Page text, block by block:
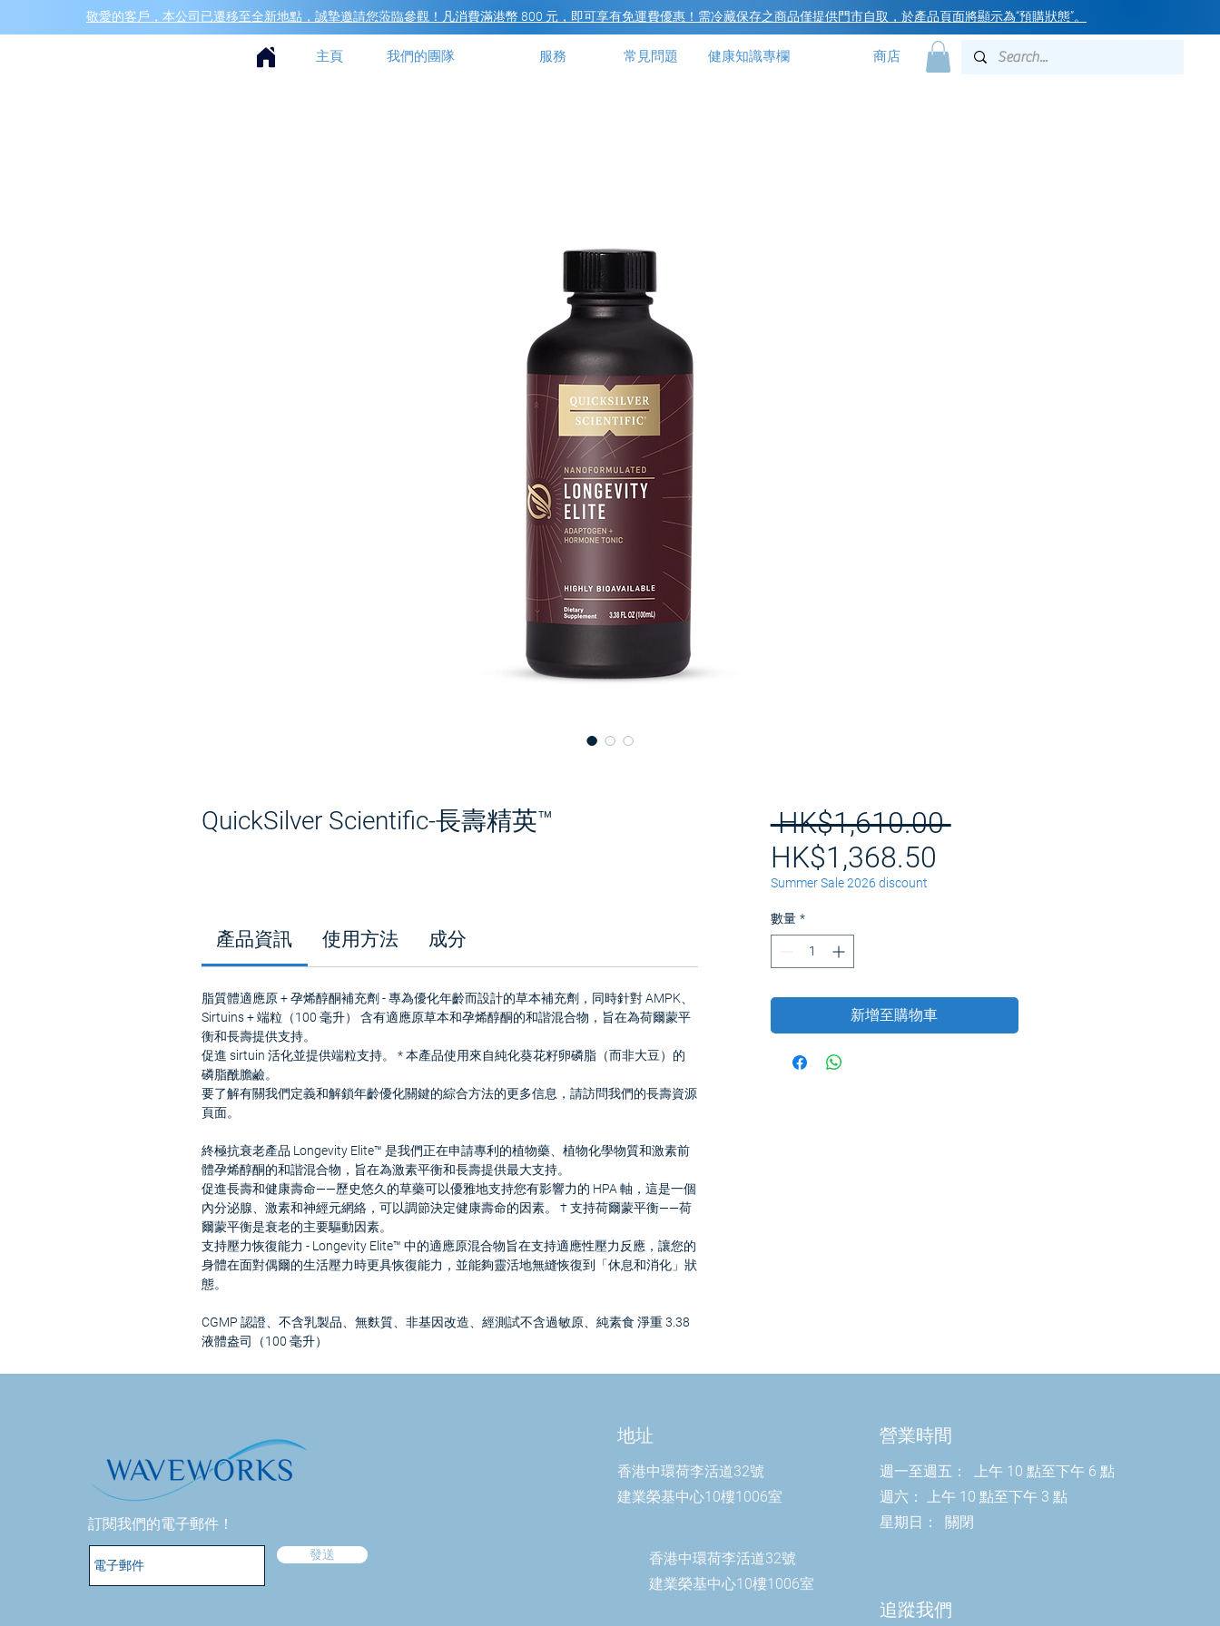
敬愛的客戶，本公司已遷移至全新地點，誠摯邀請您蒞臨參觀！凡消費滿港幣 800 元，即可享有免運費優惠！需冷藏保存之商品僅提供門市自取，於產品頁面將顯示為“預購狀態”。
主頁 我們的團隊 服務 常見問題 健康知識專欄 商店
QuickSilver Scientific-長壽精英™
產品資訊 使用方法 成分
脂質體適應原 + 孕烯醇酮補充劑 - 專為優化年齡而設計的草本補充劑，同時針對 AMPK、
Sirtuins + 端粒（100 毫升） 含有適應原草本和孕烯醇酮的和諧混合物，旨在為荷爾蒙平
衡和長壽提供支持。
促進 sirtuin 活化並提供端粒支持。 * 本產品使用來自純化葵花籽卵磷脂（而非大豆）的
磷脂酰膽鹼。
要了解有關我們定義和解鎖年齡優化關鍵的綜合方法的更多信息，請訪問我們的長壽資源
頁面。
終極抗衰老產品 Longevity Elite™ 是我們正在申請專利的植物藥、植物化學物質和激素前
體孕烯醇酮的和諧混合物，旨在為激素平衡和長壽提供最大支持。
促進長壽和健康壽命——歷史悠久的草藥可以優雅地支持您有影響力的 HPA 軸，這是一個
內分泌腺、激素和神經元網絡，可以調節決定健康壽命的因素。 † 支持荷爾蒙平衡——荷
爾蒙平衡是衰老的主要驅動因素。
支持壓力恢復能力 - Longevity Elite™ 中的適應原混合物旨在支持適應性壓力反應，讓您的
身體在面對偶爾的生活壓力時更具恢復能力，並能夠靈活地無縫恢復到「休息和消化」狀
態。
CGMP 認證、不含乳製品、無麩質、非基因改造、經測試不含過敏原、純素食 淨重 3.38
液體盎司（100 毫升）
HK$1,610.00 一
HK$1,368.50
Summer Sale 2026 discount
數量 *
新增至購物車
訂閱我們的電子郵件！
發送
地址
香港中環荷李活道32號
建業榮基中心10樓1006室
營業時間
週一至週五：
上午 10 點至下午 6 點
週六：
上午 10 點至下午 3 點
星期日：
關閉
​追蹤我們
香港中環荷李活道32號
建業榮基中心10樓1006室